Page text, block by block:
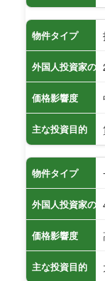
物件タイプ
外国人投資家の購
価格影響度
主な投資目的
物件タイプ
外国人投資家の購
価格影響度
主な投資目的